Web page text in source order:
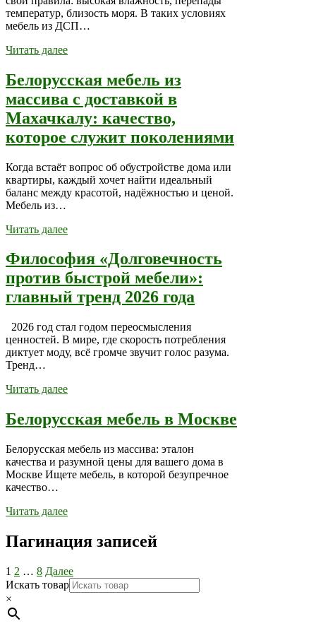
температур, близость моря. В таких условиях
мебель из ДСП…
Читать далее
Белорусская мебель из
массива с доставкой в
Махачкалу: качество,
которое служит поколениями
Когда встаёт вопрос об обустройстве дома или
квартиры, каждый хочет найти идеальный
баланс между красотой, надёжностью и ценой.
Мебель из…
Читать далее
Философия «Долговечность
против быстрой мебели»:
главный тренд 2026 года
2026 год стал годом переосмысления
ценностей. В мире, где скорость потребления
диктует моду, всё громче звучит голос разума.
Тренд…
Читать далее
Белорусская мебель в Москве
Белорусская мебель из массива: эталон
качества и разумной цены для вашего дома в
Москве Ищете мебель, в которой безупречное
качество…
Читать далее
Пагинация записей
1 2 … 8 Далее
Искать товар
×